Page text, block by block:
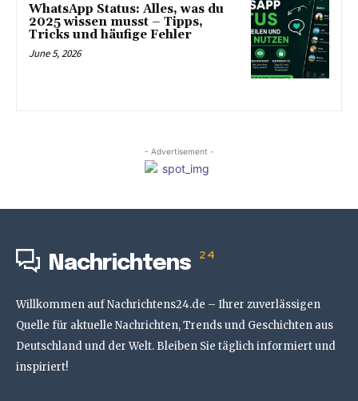
WhatsApp Status: Alles, was du
2025 wissen musst – Tipps,
Tricks und häufige Fehler
June 5, 2026
- Advertisement -
Nachrichtens 24
Willkommen auf Nachrichtens24.de – Ihrer zuverlässigen
Quelle für aktuelle Nachrichten, Trends und Geschichten aus
Deutschland und der Welt. Bleiben Sie täglich informiert und
inspiriert!